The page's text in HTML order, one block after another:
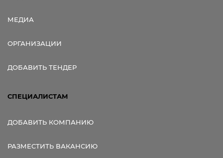
МЕДИА
ОРГАНИЗАЦИИ
ДОБАВИТЬ ТЕНДЕР
СПЕЦИАЛИСТАМ
ДОБАВИТЬ КОМПАНИЮ
РАЗМЕСТИТЬ ВАКАНСИЮ